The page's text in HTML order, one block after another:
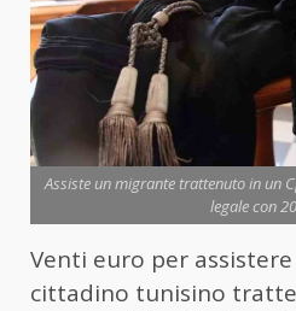
Assiste un migrante trattenuto in un
legale con
Venti euro per
cittadino tunisino